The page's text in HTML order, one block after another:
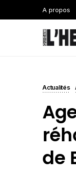
A propos
Actualités
de